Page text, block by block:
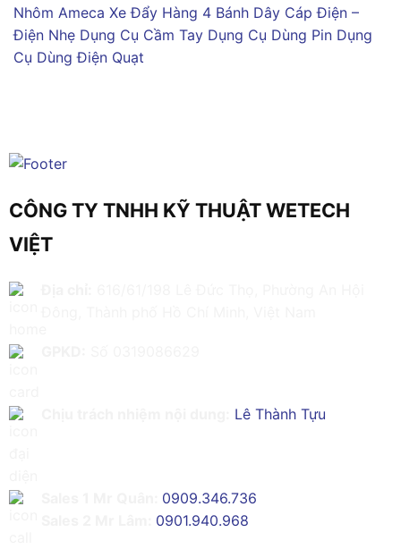
Nhôm Ameca Xe Đẩy Hàng 4 Bánh Dây Cáp Điện –
Điện Nhẹ Dụng Cụ Cầm Tay Dụng Cụ Dùng Pin Dụng
Cụ Dùng Điện Quạt
CÔNG TY TNHH KỸ THUẬT WETECH
VIỆT
Lê Thành Tựu
0909.346.736
0901.940.968